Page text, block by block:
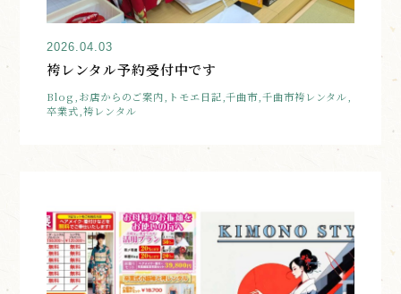
2026.04.03
袴レンタル予約受付中です
Blog,お店からのご案内,トモエ日記,千曲市,千曲市袴レンタル,
卒業式,袴レンタル